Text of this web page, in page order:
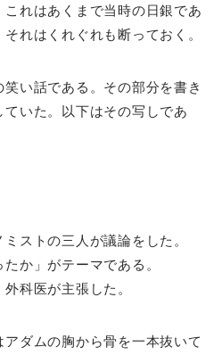
れはあくまで当時の日銀であ
れはくれぐれも断っておく。
い話である。その部分を書き
いた。以下はその写しであ
ストの三人が議論をした。
か」がテーマである。
科医が主張した。
ダムの胸から骨を一本抜いて